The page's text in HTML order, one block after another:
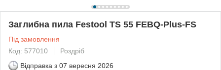
Заглибна пила Festool TS 55 FEBQ-Plus-FS
Під замовлення
Код: 577010
Роздріб
Відправка з 07 вересня 2026